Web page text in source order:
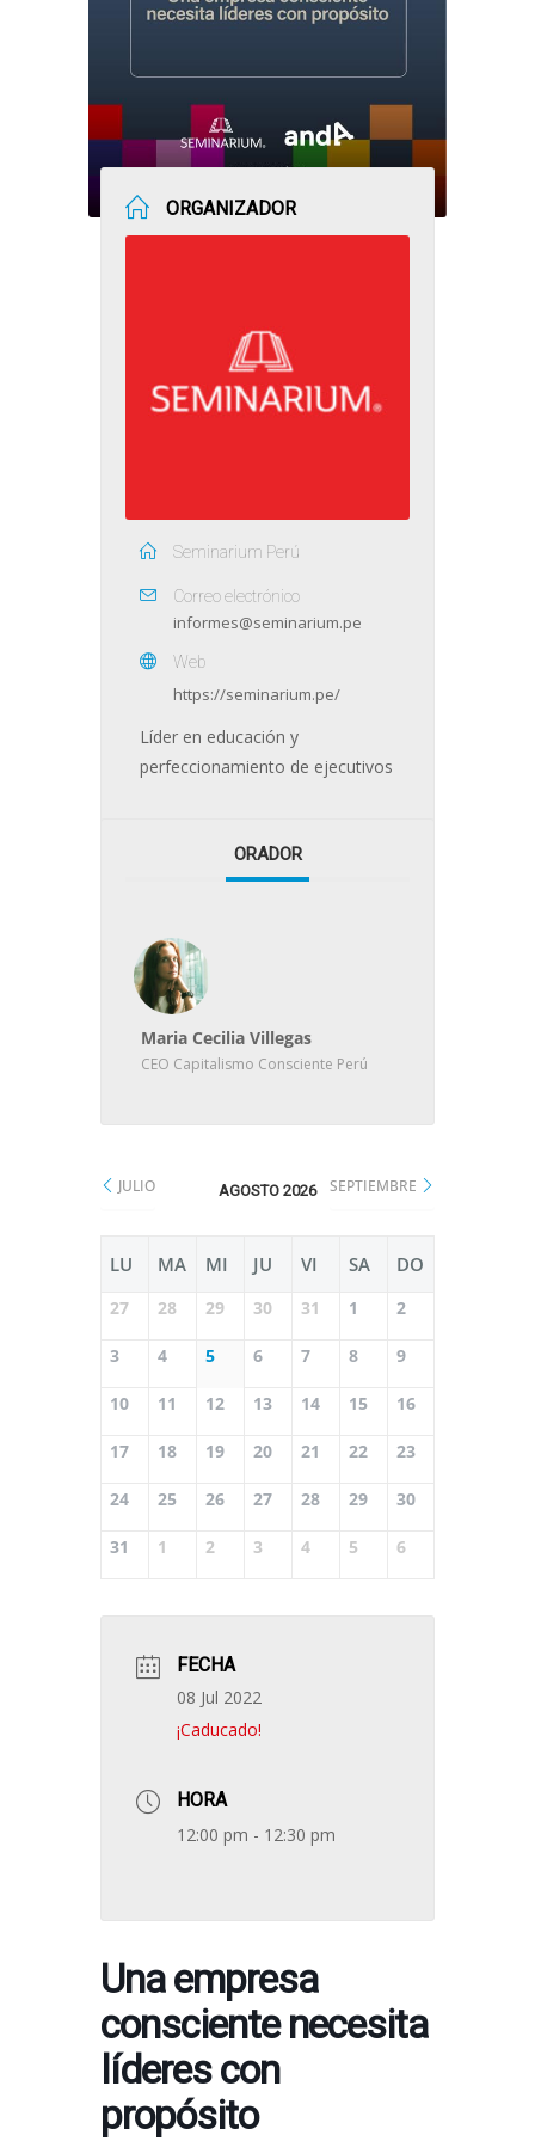
ORGANIZADOR
Seminarium Perú
Correo electrónico
informes@seminarium.pe
Web
https://seminarium.pe/
Líder en educación y
perfeccionamiento de ejecutivos
ORADOR
Maria Cecilia Villegas
CEO Capitalismo Consciente Perú
JULIO AGOSTO 2026 SEPTIEMBRE
LU MA MI JU VI SA DO
27 28 29 30 31 1 2
3 4 5 6 7 8 9
10 11 12 13 14 15 16
17 18 19 20 21 22 23
24 25 26 27 28 29 30
31 1 2 3 4 5 6
FECHA
08 Jul 2022
¡Caducado!
HORA
12:00 pm - 12:30 pm
Una empresa
consciente necesita
líderes con
propósito